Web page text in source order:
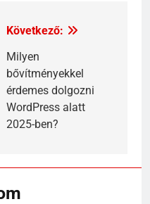
Következő:
Milyen
bővítményekkel
érdemes dolgozni
WordPress alatt
2025-ben?